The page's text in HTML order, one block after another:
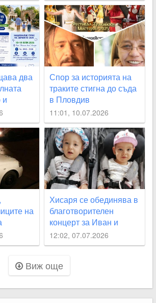
два
и
Спор за историята на
траките стигна до съда
в Пловдив
11:01, 10.07.2026
на
Хисаря се обединява в
благотворителен
концерт за Иван и
Беатриче
12:02, 07.07.2026
Виж още